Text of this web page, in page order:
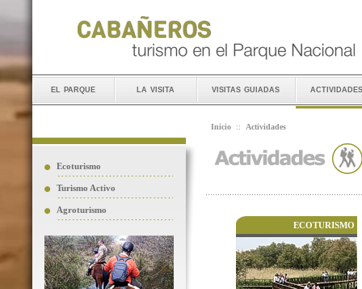
el parque la visita visitas guiadas actividades
Ecoturismo
Turismo Activo
Agroturismo
Inicio :: Actividades
ECOTURISMO